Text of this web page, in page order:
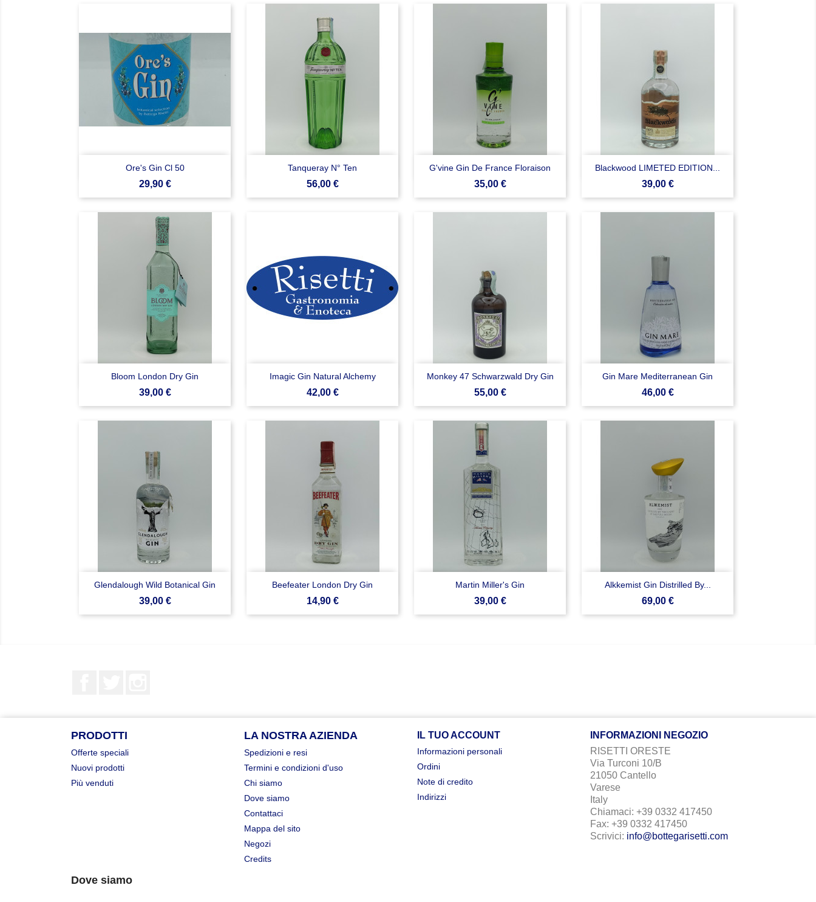
Ore's Gin Cl 50
Prezzo
29,90 €
Anteprima Tanqueray N° Ten
Prezzo
56,00 €
Anteprima G'vine Gin De France Floraison
Prezzo
35,00 €
Anteprima Blackwood LIMETED EDITION...
Prezzo
39,00 €
 Anteprima
Bloom London Dry Gin
Prezzo
39,00 €
Anteprima Imagic Gin Natural Alchemy
Prezzo
42,00 €
Anteprima Monkey 47 Schwarzwald Dry Gin
Prezzo
55,00 €
Anteprima Gin Mare Mediterranean Gin
Prezzo
46,00 €
Anteprima
Glendalough Wild Botanical Gin
Prezzo
39,00 €
Anteprima Beefeater London Dry Gin
Prezzo
14,90 €
Anteprima Martin Miller's Gin
Prezzo
39,00 €
Anteprima Alkkemist Gin Distrilled By...
Prezzo
69,00 €
 Anteprima
PRODOTTI
Offerte speciali
Nuovi prodotti
Più venduti
LA NOSTRA AZIENDA
Spedizioni e resi
Termini e condizioni d'uso
Chi siamo
Dove siamo
Contattaci
Mappa del sito
Negozi
Credits
IL TUO ACCOUNT
Informazioni personali
Ordini
Note di credito
Indirizzi
INFORMAZIONI NEGOZIO
RISETTI ORESTE
Via Turconi 10/B
21050 Cantello
Varese
Italy
Chiamaci: +39 0332 417450
Fax: +39 0332 417450
Scrivici: info@bottegarisetti.com
Dove siamo